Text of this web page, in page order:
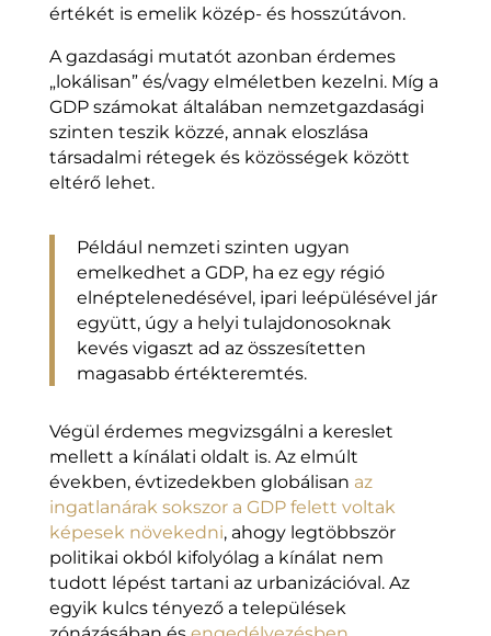
értékét is emelik közép- és hosszútávon.
A gazdasági mutatót azonban érdemes
„lokálisan” és/vagy elméletben kezelni. Míg a
GDP számokat általában nemzetgazdasági
szinten teszik közzé, annak eloszlása
társadalmi rétegek és közösségek között
eltérő lehet.
Például nemzeti szinten ugyan
emelkedhet a GDP, ha ez egy régió
elnéptelenedésével, ipari leépülésével jár
együtt, úgy a helyi tulajdonosoknak
kevés vigaszt ad az összesítetten
magasabb értékteremtés.
Végül érdemes megvizsgálni a kereslet
mellett a kínálati oldalt is. Az elmúlt
években, évtizedekben globálisan az
ingatlanárak sokszor a GDP felett voltak
képesek növekedni, ahogy legtöbbször
politikai okból kifolyólag a kínálat nem
tudott lépést tartani az urbanizációval. Az
egyik kulcs tényező a települések